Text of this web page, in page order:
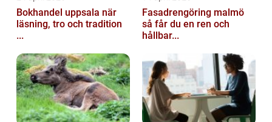
Bokhandel uppsala när
läsning, tro och tradition
...
Fasadrengöring malmö
så får du en ren och
hållbar...